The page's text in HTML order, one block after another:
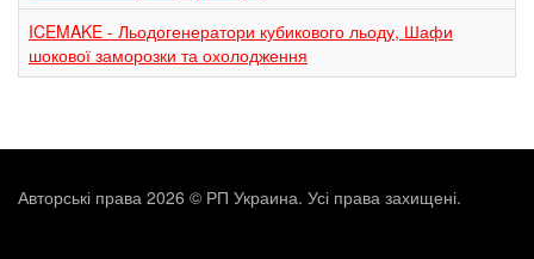
ICEMAKE - Льодогенератори кубикового льоду, Шафи
шокової заморозки та охолодження
Авторські права 2026 © РП Украина. Усі права захищені.